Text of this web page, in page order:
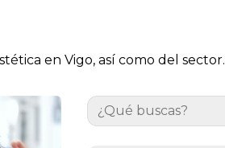
en Vigo, así como del sector.